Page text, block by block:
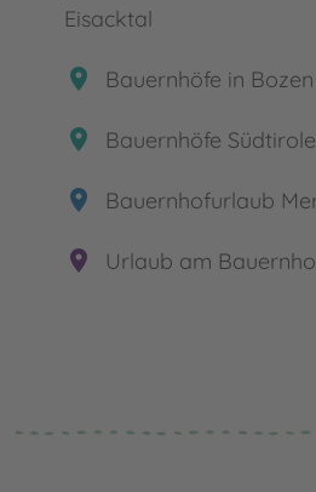
Eisacktal
place Bauernhöfe in
place Bauernhöfe
place Bauernhofurlaub
place Urlaub am